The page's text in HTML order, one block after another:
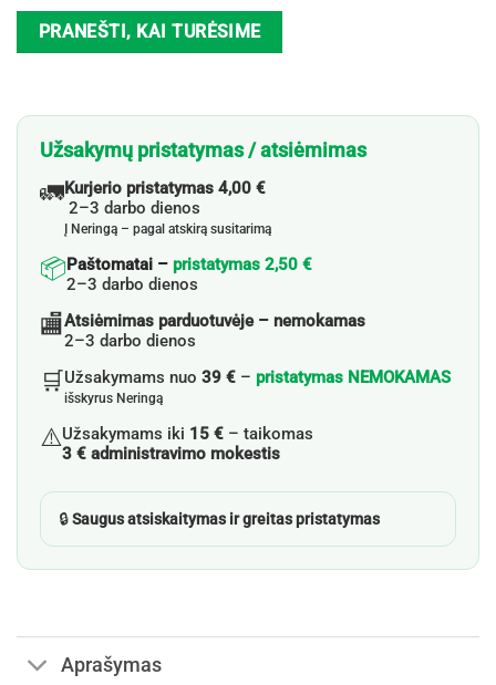
PRANEŠTI, KAI TURĖSIME
Užsakymų pristatymas / atsiėmimas
🚛Kurjerio pristatymas 4,00 €
2–3 darbo dienos
Į Neringą – pagal atskirą susitarimą
📦Paštomatai – pristatymas 2,50 €
2–3 darbo dienos
🏬Atsiėmimas parduotuvėje – nemokamas
2–3 darbo dienos
🛒Užsakymams nuo 39 € – pristatymas NEMOKAMAS
išskyrus Neringą
⚠️Užsakymams iki 15 € – taikomas
3 € administravimo mokestis
🔒Saugus atsiskaitymas ir greitas pristatymas
Aprašymas